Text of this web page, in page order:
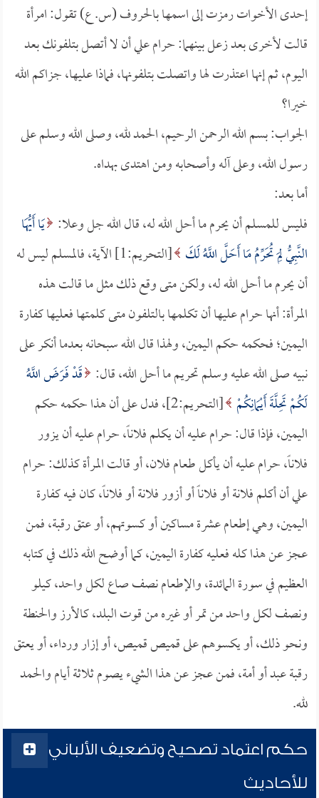
إحدى الأخوات رمزت إلى اسمها بالحروف (س. ع) تقول: امرأة
قالت لأخرى بعد زعل بينهما: حرام علي أن لا أتصل بتلفونك بعد
اليوم، ثم إنها اعتذرت لها واتصلت بتلفونها، فماذا عليها، جزاكم الله
خيرا؟
الجواب: بسم الله الرحمن الرحيم، الحمد لله، وصلى الله وسلم على
رسول الله، وعلى آله وأصحابه ومن اهتدى بهداه.
أما بعد:
فليس للمسلم أن يحرم ما أحل الله له، قال الله جل وعلا: يَا أَيُّهَا
النَّبِيُّ لِمَ تُحَرِّمُ مَا أَحَلَّ اللَّهُ لَكَ
[التحريم:1] الآية، فالمسلم ليس له
أن يحرم ما أحل الله له، ولكن متى وقع ذلك مثل ما قالت هذه
المرأة: أنها حرام عليها أن تكلمها بالتلفون متى كلمتها فعليها كفارة
اليمين؛ فحكمه حكم اليمين، ولهذا قال الله سبحانه بعدما أنكر على
نبيه صلى الله عليه وسلم تحريم ما أحل الله، قال: قَدْ فَرَضَ اللَّهُ
لَكُمْ تَحِلَّةَ أَيْمَانِكُمْ
[التحريم:2]، فدل على أن هذا حكمه حكم
اليمين، فإذا قال: حرام عليه أن يكلم فلاناً، حرام عليه أن يزور
فلاناً، حرام عليه أن يأكل طعام فلان، أو قالت المرأة كذلك: حرام
علي أن أكلم فلانة أو فلاناً أو أزور فلانة أو فلاناً، كان فيه كفارة
اليمين، وهي إطعام عشرة مساكين أو كسوتهم، أو عتق رقبة، فمن
عجز عن هذا كله فعليه كفارة اليمين، كما أوضح الله ذلك في كتابه
العظيم في سورة المائدة، والإطعام نصف صاع لكل واحد، كيلو
ونصف لكل واحد من تمر أو غيره من قوت البلد، كالأرز والحنطة
ونحو ذلك، أو يكسوهم على قميص قميص، أو إزار ورداء، أو يعتق
رقبة عبد أو أمة، فمن عجز عن هذا الشيء يصوم ثلاثة أيام والحمد
لله.
حكم اعتماد تصحيح وتضعيف الألباني
للأحاديث